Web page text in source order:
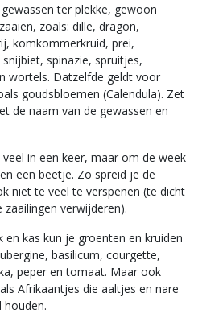
ter plekke, gewoon
zoals: dille, dragon,
komkommerkruid, prei,
spinazie, spruitjes,
wortels. Datzelfde geldt voor
goudsbloemen (Calendula). Zet
de naam van de gewassen en
in een keer, maar om de week
een beetje. Zo spreid je de
niet te veel te verspenen (te dicht
verwijderen).
en kas kun je groenten en kruiden
basilicum, courgette,
peper en tomaat. Maar ook
Afrikaantjes die aaltjes en nare
houden.